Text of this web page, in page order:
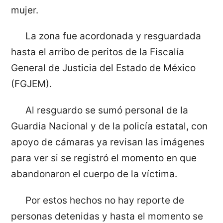
mujer.
La zona fue acordonada y resguardada
hasta el arribo de peritos de la Fiscalía
General de Justicia del Estado de México
(FGJEM).
Al resguardo se sumó personal de la
Guardia Nacional y de la policía estatal, con
apoyo de cámaras ya revisan las imágenes
para ver si se registró el momento en que
abandonaron el cuerpo de la víctima.
Por estos hechos no hay reporte de
personas detenidas y hasta el momento se